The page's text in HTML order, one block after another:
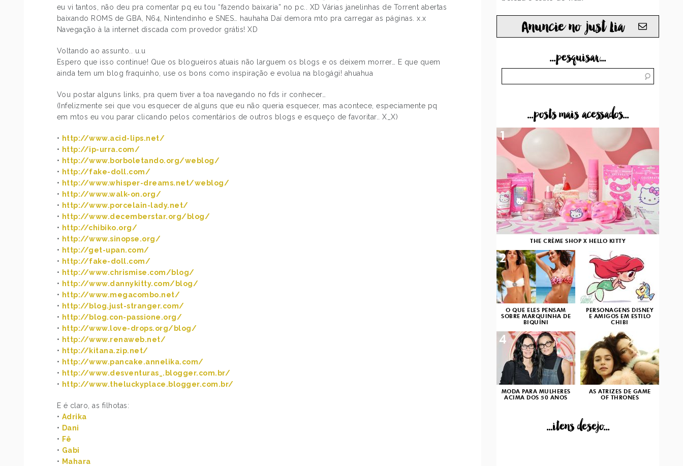
eu vi tantos, não deu pra comentar pq eu tou “fazendo baixaria” no pc.. XD Várias janelinhas de Torrent abertas
baixando ROMS de GBA, N64, Nintendinho e SNES… hauhaha Daí demora mto pra carregar as páginas. x.x
Navegação à la internet discada com provedor grátis! XD
Voltando ao assunto.. u.u
Espero que isso continue! Que os blogueiros atuais não larguem os blogs e os deixem morrer… E que quem
ainda tem um blog fraquinho, use os bons como inspiração e evolua na blogági! ahuahua
Vou postar alguns links, pra quem tiver a toa navegando no fds ir conhecer…
(Infelizmente sei que vou esquecer de alguns que eu não queria esquecer, mas acontece, especiamente pq
em mtos eu vou parar clicando pelos comentários de outros blogs e esqueço de favoritar.. X_X)
• http://www.acid-lips.net/
• http://ip-urra.com/
• http://www.borboletando.org/weblog/
• http://fake-doll.com/
• http://www.whisper-dreams.net/weblog/
• http://www.walk-on.org/
• http://www.porcelain-lady.net/
• http://www.decemberstar.org/blog/
• http://chibiko.org/
• http://www.sinopse.org/
• http://get-upan.com/
• http://fake-doll.com/
• http://www.chrismise.com/blog/
• http://www.dannykitty.com/blog/
• http://www.megacombo.net/
• http://blog.just-stranger.com/
• http://blog.con-passione.org/
• http://www.love-drops.org/blog/
• http://www.renaweb.net/
• http://kitana.zip.net/
• http://www.pancake.annelika.com/
• http://www.desventuras_.blogger.com.br/
• http://www.theluckyplace.blogger.com.br/
E é claro, as filhotas:
• Adrika
• Dani
• Fê
• Gabi
• Mahara
Anuncie no just Lia
...pesquisar...
...posts mais acessados...
THE CRÈME SHOP X HELLO KITTY
1
O QUE ELES PENSAM
SOBRE MARQUINHA DE
BIQUÍNI
2
PERSONAGENS DISNEY
E AMIGOS EM ESTILO
CHIBI
3
MODA PARA MULHERES
ACIMA DOS 50 ANOS
4
AS ATRIZES DE GAME
OF THRONES
...itens desejo...